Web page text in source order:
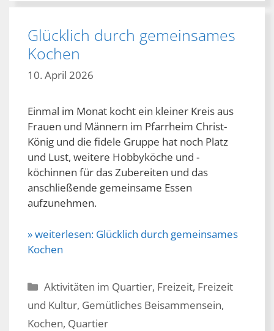
Glücklich durch gemeinsames
Kochen
10. April 2026
Einmal im Monat kocht ein kleiner Kreis aus
Frauen und Männern im Pfarrheim Christ-
König und die fidele Gruppe hat noch Platz
und Lust, weitere Hobbyköche und -
köchinnen für das Zubereiten und das
anschließende gemeinsame Essen
aufzunehmen.
» weiterlesen: Glücklich durch gemeinsames
Kochen
Kategorien
Aktivitäten im Quartier, Freizeit, Freizeit
und Kultur, Gemütliches Beisammensein,
Kochen, Quartier